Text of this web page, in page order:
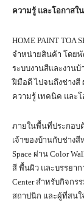
ความรู้ และโอกาสใ
HOME PAINT TOA
จำหน่ายสินค้า โดยพั
ระบบงานสีและงานบ้
ฝีมือดี ไปจนถึงช่างสี
ความรู้ เทคนิค และ
ภายในพื้นที่ประกอบด้
เจ้าของบ้านกับช่างสี
Space ผ่าน Color
สี พื้นผิว และบรรยา
Center สำหรับกิจกร
สถาปนิก และผู้ที่สนใ